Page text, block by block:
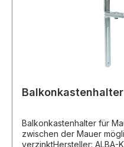
Balkonkastenhalter für
zwischen der Mauer möglich •
verzinktHersteller: ALBA-